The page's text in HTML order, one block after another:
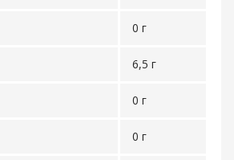
0 г
6,5 г
0 г
0 г